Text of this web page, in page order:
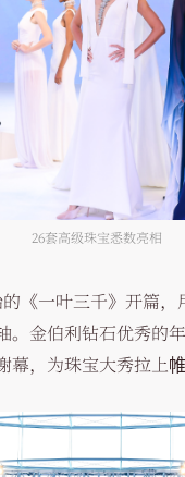
26套高级珠宝悉数亮相
《一叶三千》开篇，
。金伯利钻石优秀的
幕，为珠宝大秀拉上帷